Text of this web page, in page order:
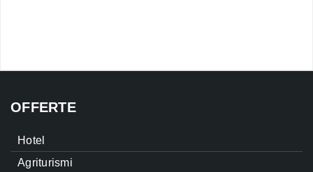
OFFERTE
Hotel
Agriturismi